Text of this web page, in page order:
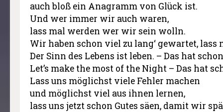
auch bloß ein Anagramm von Glück ist.
Und wer immer wir auch waren,
lass mal werden wer wir sein wolln.
Wir haben schon viel zu lang‘ gewartet, lass
Der Sinn des Lebens ist leben. – Das hat
Let’s make the most of the Night – Das hat
Lass uns möglichst viele Fehler machen
und möglichst viel aus ihnen lernen,
lass uns jetzt schon Gutes säen, damit wir